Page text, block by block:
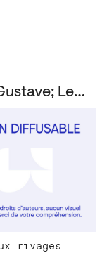
Marchoul, Gustave; Lecharlier, Robert
rivages